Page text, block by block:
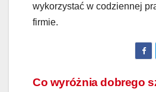
wykorzystać w codziennej
firmie.
Nawigacja
Co wyróżnia dobrego